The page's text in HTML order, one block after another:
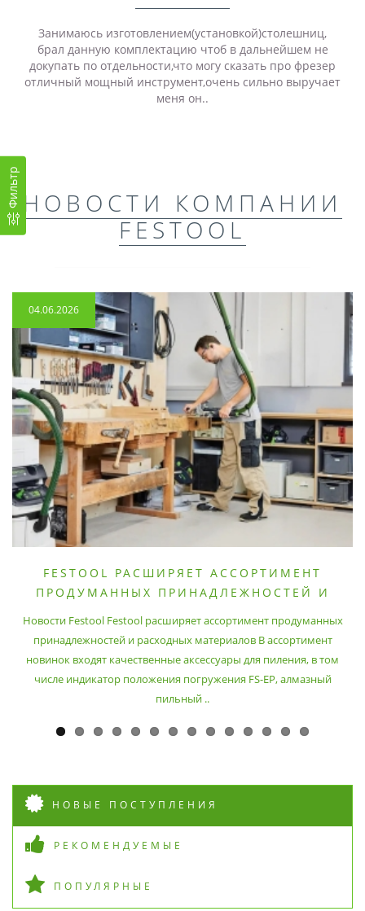
Фильтр
Занимаюсь изготовлением(установкой)столешниц,
брал данную комплектацию чтоб в дальнейшем не
докупать по отдельности,что могу сказать про фрезер
отличный мощный инструмент,очень сильно выручает
меня он..
НОВОСТИ КОМПАНИИ
FESTOOL
04.06.2026
FESTOOL РАСШИРЯЕТ АССОРТИМЕНТ
ПРОДУМАННЫХ ПРИНАДЛЕЖНОСТЕЙ И
Новости Festool Festool расширяет ассортимент продуманных
принадлежностей и расходных материалов В ассортимент
новинок входят качественные аксессуары для пиления, в том
числе индикатор положения погружения FS-EP, алмазный
пильный ..
НОВЫЕ ПОСТУПЛЕНИЯ
РЕКОМЕНДУЕМЫЕ
ПОПУЛЯРНЫЕ